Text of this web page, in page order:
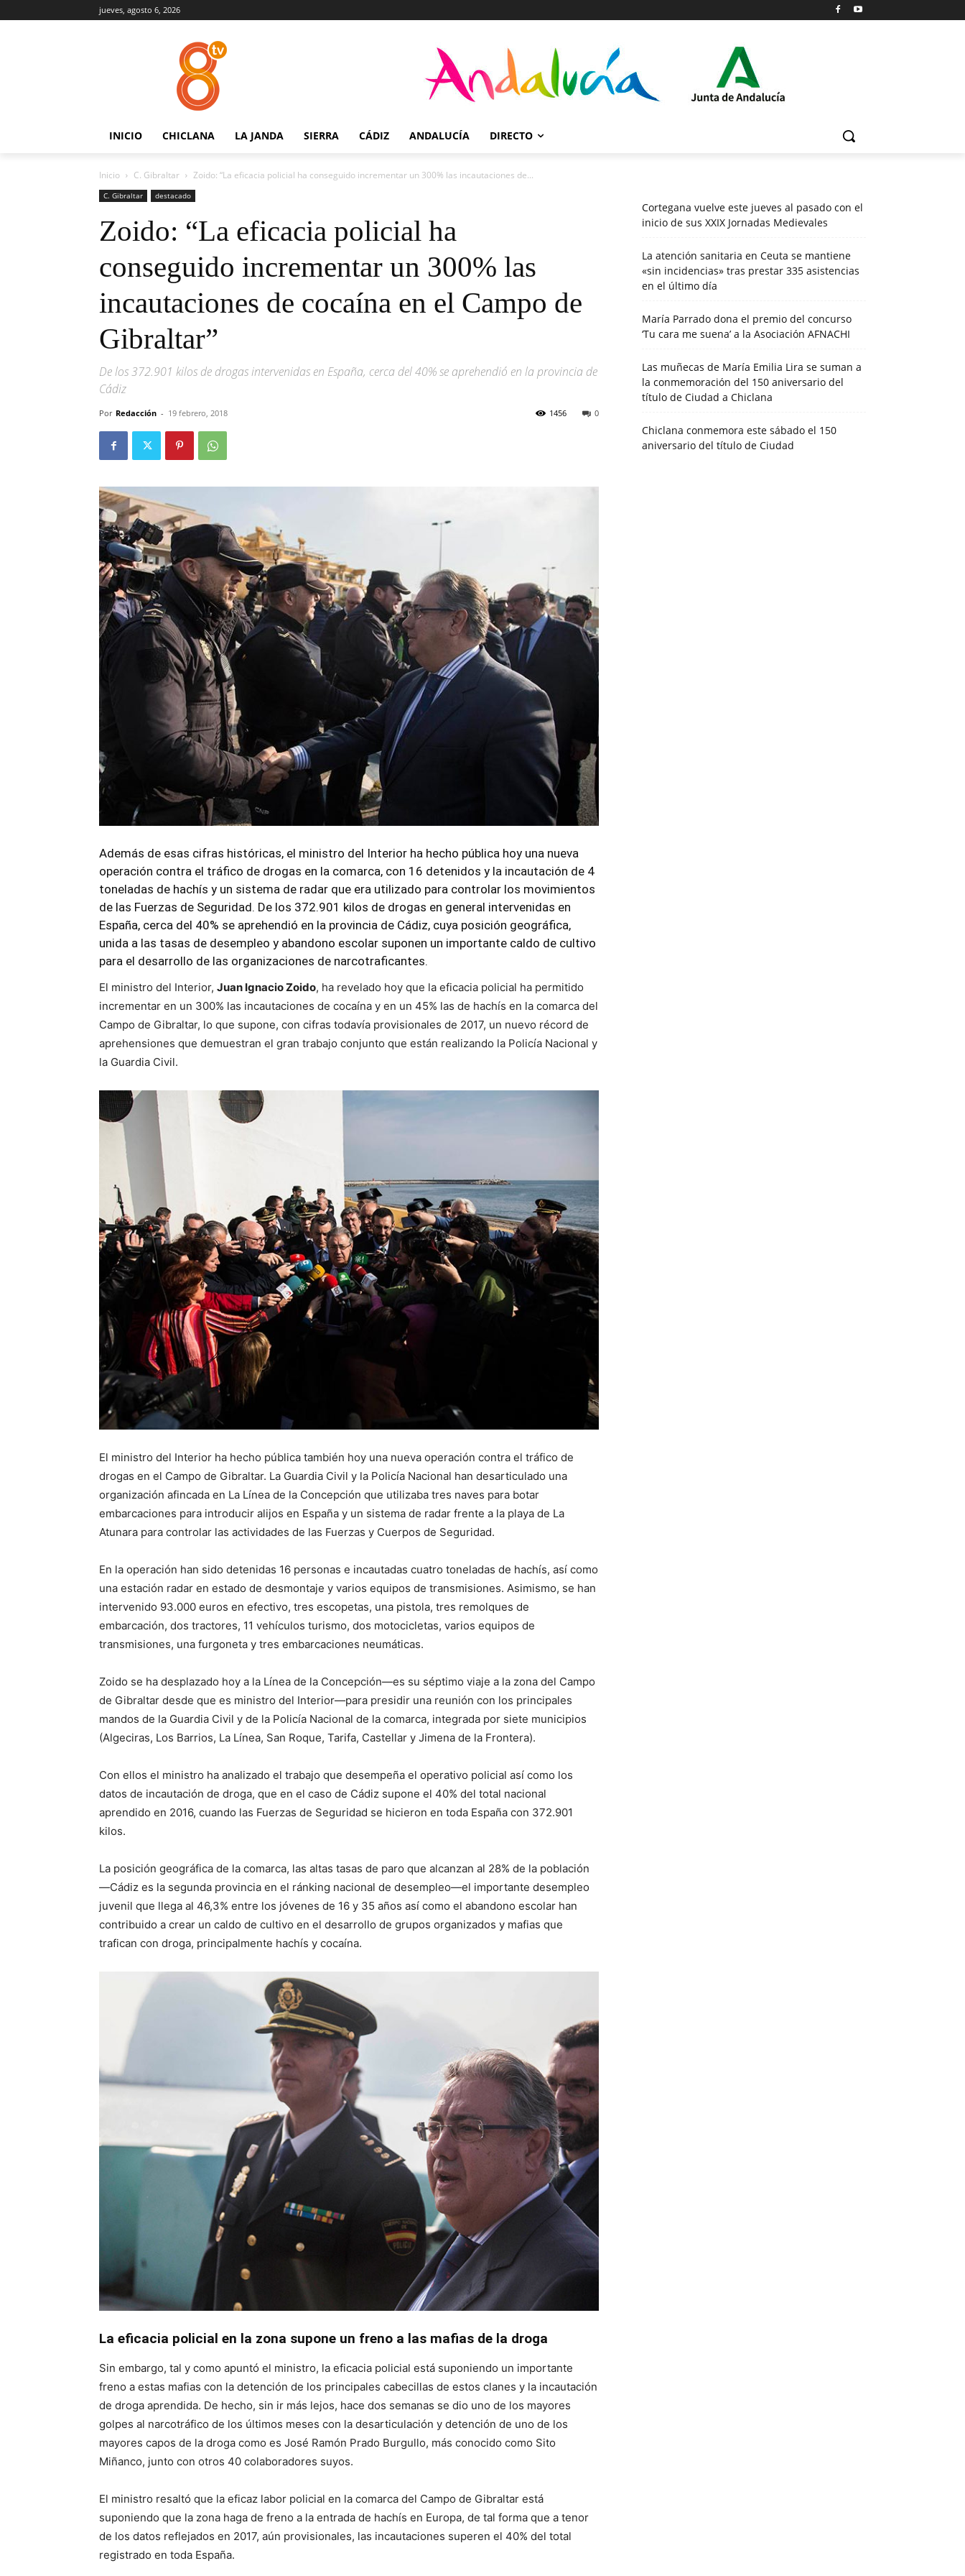
jueves, agosto 6, 2026
INICIO CHICLANA LA JANDA SIERRA CÁDIZ ANDALUCÍA DIRECTO
Inicio C. Gibraltar Zoido: “La eficacia policial ha conseguido incrementar un 300% las incautaciones de...
C. Gibraltar destacado
Zoido: “La eficacia policial ha
conseguido incrementar un 300% las
incautaciones de cocaína en el Campo de
Gibraltar”
De los 372.901 kilos de drogas intervenidas en España, cerca del 40% se aprehendió en la provincia de
Cádiz
Por Redacción - 19 febrero, 2018 0
1456
Además de esas cifras históricas, el ministro del Interior ha hecho pública hoy una nueva
operación contra el tráfico de drogas en la comarca, con 16 detenidos y la incautación de 4
toneladas de hachís y un sistema de radar que era utilizado para controlar los movimientos
de las Fuerzas de Seguridad. De los 372.901 kilos de drogas en general intervenidas en
España, cerca del 40% se aprehendió en la provincia de Cádiz, cuya posición geográfica,
unida a las tasas de desempleo y abandono escolar suponen un importante caldo de cultivo
para el desarrollo de las organizaciones de narcotraficantes.
El ministro del Interior, Juan Ignacio Zoido, ha revelado hoy que la eficacia policial ha permitido
incrementar en un 300% las incautaciones de cocaína y en un 45% las de hachís en la comarca del
Campo de Gibraltar, lo que supone, con cifras todavía provisionales de 2017, un nuevo récord de
aprehensiones que demuestran el gran trabajo conjunto que están realizando la Policía Nacional y
la Guardia Civil.
El ministro del Interior ha hecho pública también hoy una nueva operación contra el tráfico de
drogas en el Campo de Gibraltar. La Guardia Civil y la Policía Nacional han desarticulado una
organización afincada en La Línea de la Concepción que utilizaba tres naves para botar
embarcaciones para introducir alijos en España y un sistema de radar frente a la playa de La
Atunara para controlar las actividades de las Fuerzas y Cuerpos de Seguridad.
En la operación han sido detenidas 16 personas e incautadas cuatro toneladas de hachís, así como
una estación radar en estado de desmontaje y varios equipos de transmisiones. Asimismo, se han
intervenido 93.000 euros en efectivo, tres escopetas, una pistola, tres remolques de
embarcación, dos tractores, 11 vehículos turismo, dos motocicletas, varios equipos de
transmisiones, una furgoneta y tres embarcaciones neumáticas.
Zoido se ha desplazado hoy a la Línea de la Concepción—es su séptimo viaje a la zona del Campo
de Gibraltar desde que es ministro del Interior—para presidir una reunión con los principales
mandos de la Guardia Civil y de la Policía Nacional de la comarca, integrada por siete municipios
(Algeciras, Los Barrios, La Línea, San Roque, Tarifa, Castellar y Jimena de la Frontera).
Con ellos el ministro ha analizado el trabajo que desempeña el operativo policial así como los
datos de incautación de droga, que en el caso de Cádiz supone el 40% del total nacional
aprendido en 2016, cuando las Fuerzas de Seguridad se hicieron en toda España con 372.901
kilos.
La posición geográfica de la comarca, las altas tasas de paro que alcanzan al 28% de la población
—Cádiz es la segunda provincia en el ránking nacional de desempleo—el importante desempleo
juvenil que llega al 46,3% entre los jóvenes de 16 y 35 años así como el abandono escolar han
contribuido a crear un caldo de cultivo en el desarrollo de grupos organizados y mafias que
trafican con droga, principalmente hachís y cocaína.
La eficacia policial en la zona supone un freno a las mafias de la droga
Sin embargo, tal y como apuntó el ministro, la eficacia policial está suponiendo un importante
freno a estas mafias con la detención de los principales cabecillas de estos clanes y la incautación
de droga aprendida. De hecho, sin ir más lejos, hace dos semanas se dio uno de los mayores
golpes al narcotráfico de los últimos meses con la desarticulación y detención de uno de los
mayores capos de la droga como es José Ramón Prado Burgullo, más conocido como Sito
Miñanco, junto con otros 40 colaboradores suyos.
El ministro resaltó que la eficaz labor policial en la comarca del Campo de Gibraltar está
suponiendo que la zona haga de freno a la entrada de hachís en Europa, de tal forma que a tenor
de los datos reflejados en 2017, aún provisionales, las incautaciones superen el 40% del total
registrado en toda España.
Cortegana vuelve este jueves al pasado con el
inicio de sus XXIX Jornadas Medievales
La atención sanitaria en Ceuta se mantiene
«sin incidencias» tras prestar 335 asistencias
en el último día
María Parrado dona el premio del concurso
‘Tu cara me suena’ a la Asociación AFNACHI
Las muñecas de María Emilia Lira se suman a
la conmemoración del 150 aniversario del
título de Ciudad a Chiclana
Chiclana conmemora este sábado el 150
aniversario del título de Ciudad